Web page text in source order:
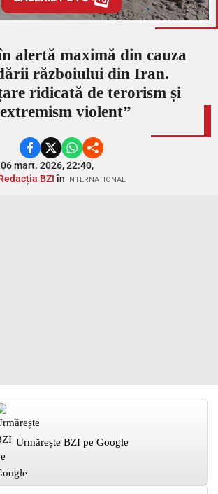
alertă maximă din cauza
războiului din Iran.
ridicată de terorism și
violent”
06 mart. 2026, 22:40,
BZIîn INTERNATIONAL
Urmărește BZI pe Google